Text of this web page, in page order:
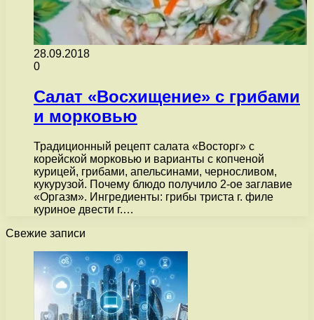
28.09.2018
0
Салат «Восхищение» с грибами
и морковью
Традиционный рецепт салата «Восторг» с
корейской морковью и варианты с копченой
курицей, грибами, апельсинами, черносливом,
кукурузой. Почему блюдо получило 2-ое заглавие
«Оргазм». Ингредиенты: грибы триста г. филе
куриное двести г.…
Свежие записи